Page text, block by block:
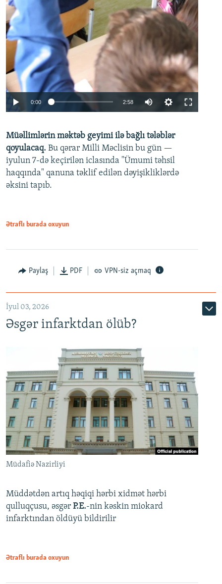
Auto 240p 360p 480p
720p 1080p
0:00 2:58
360p
480p
720p
Müəllimlərin məktəb geyimi ilə bağlı tələblər
qoyulacaq. Bu qərar Milli Məclisin bu gün —
iyulun 7-də keçirilən iclasında "Ümumi təhsil
haqqında" qanuna təklif edilən dəyişikliklərdə
əksini tapıb.
Ətraflı burada oxuyun
Paylaş PDF VPN-siz açmaq
İyul 03, 2026
Əsgər infarktdan ölüb?
Müdafiə Nazirliyi
Müddətdən artıq həqiqi hərbi xidmət hərbi
qulluqçusu, əsgər P.E.-nin kəskin miokard
infarktından öldüyü bildirilir
Ətraflı burada oxuyun